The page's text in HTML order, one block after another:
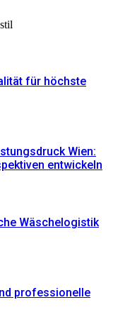
für höchste
Wien:
entwickeln
Wäschelogistik
professionelle